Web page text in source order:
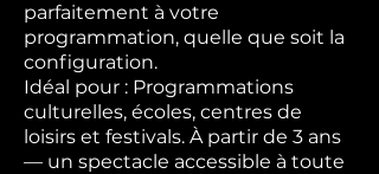
parfaitement à votre
programmation, quelle que soit la
configuration.
Idéal pour : Programmations
culturelles, écoles, centres de
loisirs et festivals. À partir de 3 ans
— un spectacle accessible à toute